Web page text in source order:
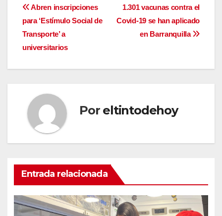
Navegación
de
entradas
1.301 vacunas contra el
Covid-19 se han aplicado
en Barranquilla
Abren inscripciones
para ‘Estímulo Social de
Transporte’ a
universitarios
Por eltintodehoy
Entrada relacionada